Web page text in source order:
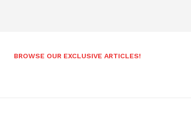
BROWSE OUR EXCLUSIVE ARTICLES!